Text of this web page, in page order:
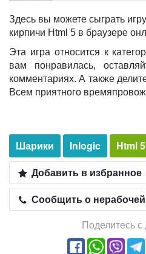
Здесь вы можете сыграть
кирпичи Html 5 в браузере
Эта игра относится к
вам понравилась,
комментариях. А также
Всем приятного
Шарики Inlogic
Html 5
Добавить в избранное
Сообщить о
Поделитесь с